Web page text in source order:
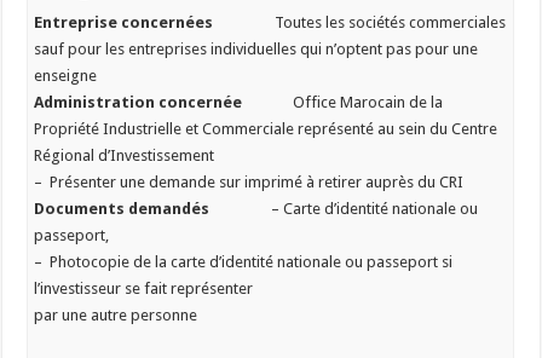
Entreprise concernées Toutes les sociétés commerciales
sauf pour les entreprises individuelles qui n’optent pas pour une
enseigne
Administration concernéeOffice Marocain de la
Propriété Industrielle et Commerciale représenté au sein du Centre
Régional d’Investissement
– Présenter une demande sur imprimé à retirer auprès du CRI
Documents demandés – Carte d’identité nationale ou
passeport,
– Photocopie de la carte d’identité nationale ou passeport si
l’investisseur se fait représenter
par une autre personne